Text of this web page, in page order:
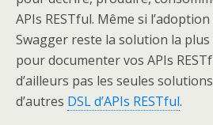
APIs RESTful. Même si
Swagger reste la solution la
pour documenter vos APIs
d’ailleurs pas les seules
d’autres DSL d’APIs RESTful.